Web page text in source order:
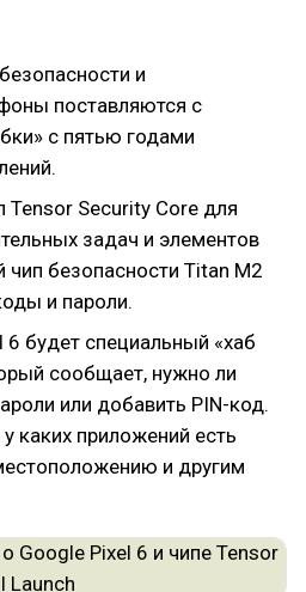
и
поставляются с
с пятью годами
Tensor Security Core для
задач и элементов
чип безопасности Titan M2
и пароли.
будет специальный «хаб
сообщает, нужно ли
или добавить PIN-код.
каких приложений есть
и другим